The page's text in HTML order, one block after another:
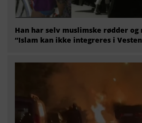
Han har selv muslimske rødder og
“Islam kan ikke integreres i